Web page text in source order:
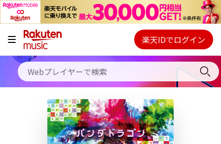
キャンペーン
料金プラン
使い方
初回30日間無料お試し
Webプレイヤー
ご契約内容の確認・変更
楽天IDでログイン